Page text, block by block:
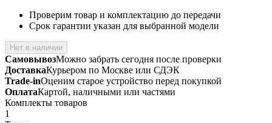
Проверим товар и комплектацию до передачи
Срок гарантии указан для выбранной модели
Нет в наличии
СамовывозМожно забрать сегодня после проверки
ДоставкаКурьером по Москве или СДЭК
Trade-inОценим старое устройство перед покупкой
ОплатаКартой, наличными или частями
Комплекты товаров
1